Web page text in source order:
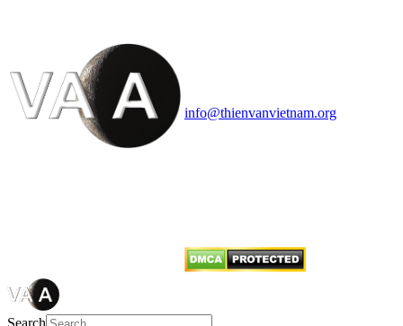
info@thienvanvietnam.org